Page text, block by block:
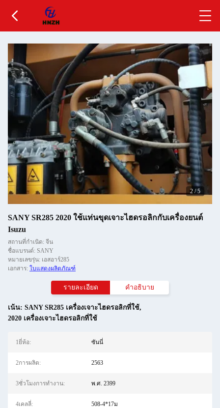
2 /5
SANY SR285 2020 ใช้แท่นขุดเจาะไฮดรอลิกกับเครื่องยนต์
Isuzu
สถานที่กำเนิด: จีน
ชื่อแบรนด์: SANY
หมายเลขรุ่น: เอสอาร์285
เอกสาร: ใบแสดงผลิตภัณฑ์
รายละเอียด คําอธิบาย
เน้น: SANY SR285 เครื่องเจาะไฮดรอลิกที่ใช้,
2020 เครื่องเจาะไฮดรอลิกที่ใช้
1ยี่ห้อ: ซันนี่
2การผลิต: 2563
3ชั่วโมงการทำงาน: พ.ศ. 2399
4เคลลี่: 508-4*17ม